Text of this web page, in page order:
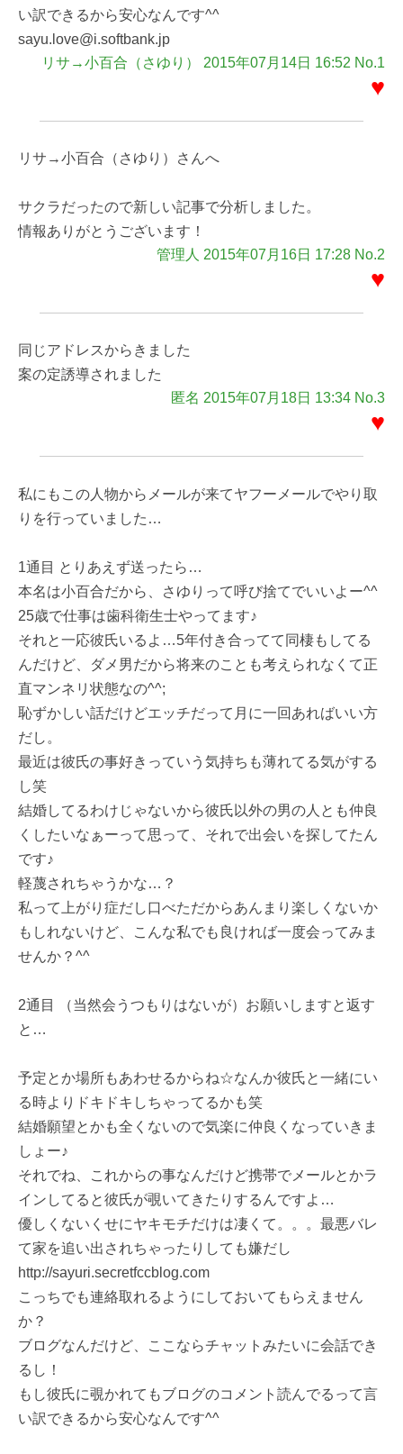
い訳できるから安心なんです^^
sayu.love@i.softbank.jp
リサ→小百合（さゆり） 2015年07月14日 16:52 No.1
♥
リサ→小百合（さゆり）さんへ
サクラだったので新しい記事で分析しました。
情報ありがとうございます！
管理人 2015年07月16日 17:28 No.2
♥
同じアドレスからきました
案の定誘導されました
匿名 2015年07月18日 13:34 No.3
♥
私にもこの人物からメールが来てヤフーメールでやり取
りを行っていました…
1通目 とりあえず送ったら…
本名は小百合だから、さゆりって呼び捨てでいいよー^^
25歳で仕事は歯科衛生士やってます♪
それと一応彼氏いるよ…5年付き合ってて同棲もしてる
んだけど、ダメ男だから将来のことも考えられなくて正
直マンネリ状態なの^^;
恥ずかしい話だけどエッチだって月に一回あればいい方
だし。
最近は彼氏の事好きっていう気持ちも薄れてる気がする
し笑
結婚してるわけじゃないから彼氏以外の男の人とも仲良
くしたいなぁーって思って、それで出会いを探してたん
です♪
軽蔑されちゃうかな…？
私って上がり症だし口べただからあんまり楽しくないか
もしれないけど、こんな私でも良ければ一度会ってみま
せんか？^^
2通目 （当然会うつもりはないが）お願いしますと返す
と…
予定とか場所もあわせるからね☆なんか彼氏と一緒にい
る時よりドキドキしちゃってるかも笑
結婚願望とかも全くないので気楽に仲良くなっていきま
しょー♪
それでね、これからの事なんだけど携帯でメールとかラ
インしてると彼氏が覗いてきたりするんですよ…
優しくないくせにヤキモチだけは凄くて。。。最悪バレ
て家を追い出されちゃったりしても嫌だし
http://sayuri.secretfccblog.com
こっちでも連絡取れるようにしておいてもらえません
か？
ブログなんだけど、ここならチャットみたいに会話でき
るし！
もし彼氏に覗かれてもブログのコメント読んでるって言
い訳できるから安心なんです^^